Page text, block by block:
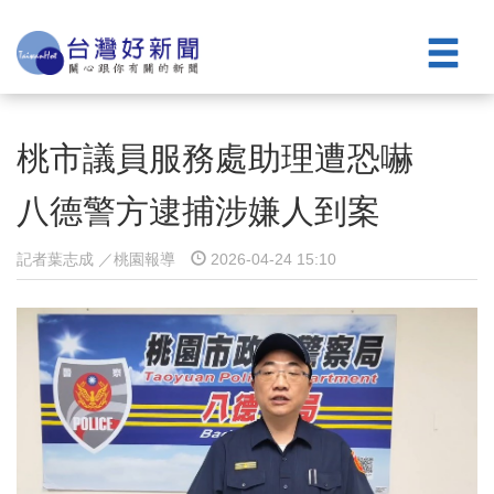
桃市議員服務處助理遭恐嚇
八德警方逮捕涉嫌人到案
記者葉志成 ／桃園報導 2026-04-24 15:10